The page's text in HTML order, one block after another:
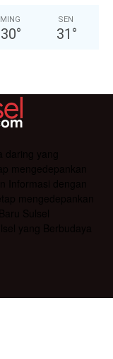
MING
30°
SEN
31 °